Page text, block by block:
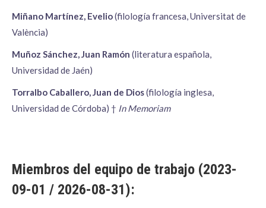
Miñano Martínez, Evelio(filología francesa, Universitat de
València)
Muñoz Sánchez, Juan Ramón (literatura española,
Universidad de Jaén)
Torralbo Caballero, Juan de Dios(filología inglesa,
Universidad de Córdoba) † In Memoriam
Miembros del equipo de trabajo (2023-
09-01 / 2026-08-31):